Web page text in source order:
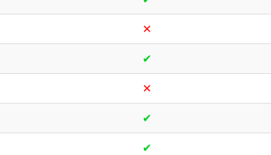
✕︎
✔︎
✕︎
✔︎
✔︎